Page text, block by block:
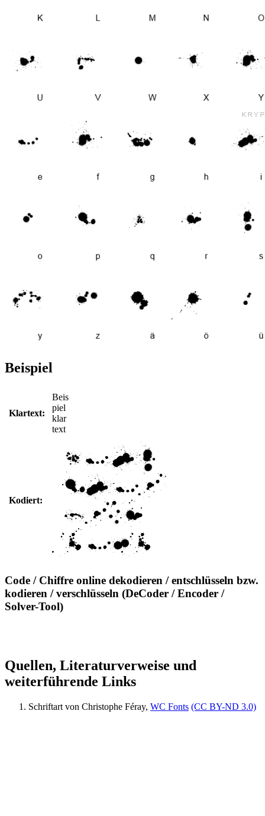
Beispiel
Klartext:
Beis
piel
klar
text
Kodiert:
Code / Chiffre online dekodieren / entschlüsseln bzw.
kodieren / verschlüsseln (DeCoder / Encoder /
Solver-Tool)
Quellen, Literaturverweise und
weiterführende Links
Schriftart von Christophe Féray, WC Fonts (CC BY-ND 3.0)